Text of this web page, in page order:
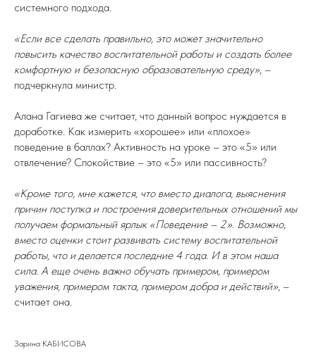
системного подхода.
«Если все сделать правильно, это может значительно
повысить качество воспитательной работы и создать более
комфортную и безопасную образовательную среду», –
подчеркнула министр.
Алана Гагиева же считает, что данный вопрос нуждается в
доработке. Как измерить «хорошее» или «плохое»
поведение в баллах? Активность на уроке – это «5» или
отвлечение? Спокойствие – это «5» или пассивность?
«Кроме того, мне кажется, что вместо диалога, выяснения
причин поступка и построения доверительных отношений мы
получаем формальный ярлык «Поведение – 2». Возможно,
вместо оценки стоит развивать систему воспитательной
работы, что и делается последние 4 года. И в этом наша
сила. А еще очень важно обучать примером, примером
уважения, примером такта, примером добра и действий», –
считает она.
Зарина КАБИСОВА